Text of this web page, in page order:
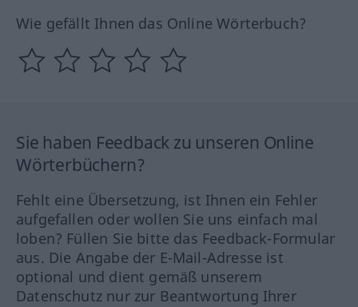
Wie gefällt Ihnen das Online Wörterbuch?
Sie haben Feedback zu unseren Online
Wörterbüchern?
Fehlt eine Übersetzung, ist Ihnen ein Fehler
aufgefallen oder wollen Sie uns einfach mal
loben? Füllen Sie bitte das Feedback-Formular
aus. Die Angabe der E-Mail-Adresse ist
optional und dient gemäß unserem
Datenschutz nur zur Beantwortung Ihrer